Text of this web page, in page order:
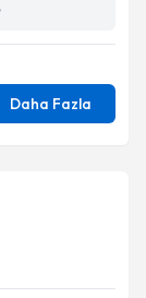
Daha Fazla